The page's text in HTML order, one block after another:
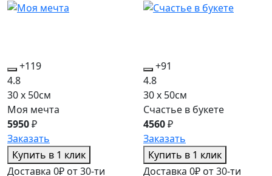
+119
4.8
30 x 50см
Моя мечта
5950₽
Заказать
Купить в 1 клик
Доставка 0₽ от 30-ти
+91
4.8
30 x 50см
Счастье в букете
4560₽
Заказать
Купить в 1 клик
Доставка 0₽ от 30-ти